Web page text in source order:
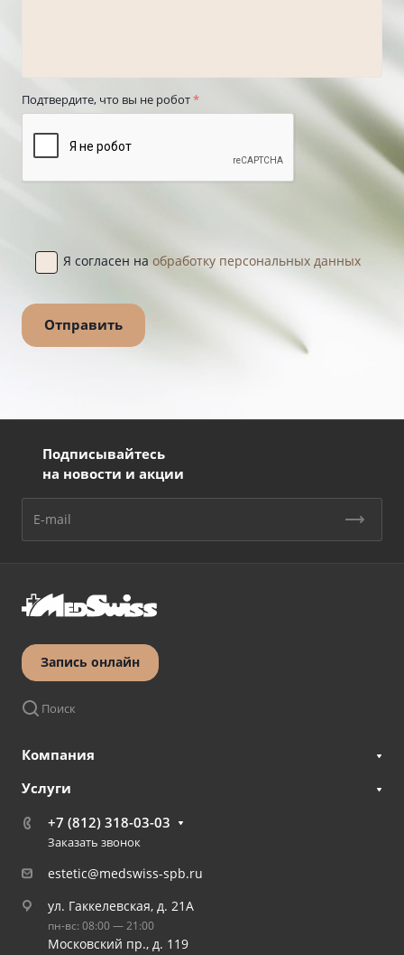
Подтвердите, что вы не робот*
Я согласен на обработку персональных данных
Подписывайтесь
на новости и акции
Запись онлайн
Поиск
Компания
Услуги
+7 (812) 318-03-03
Заказать звонок
estetic@medswiss-spb.ru
ул. Гаккелевская, д. 21А
пн-вс: 08:00 — 21:00
Московский пр., д. 119